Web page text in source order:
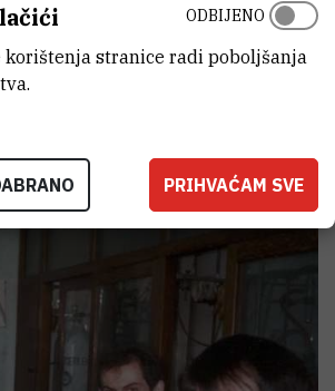
korištenja stranice radi poboljšanja
ODBIJENO
PRIHVAĆAM SVE